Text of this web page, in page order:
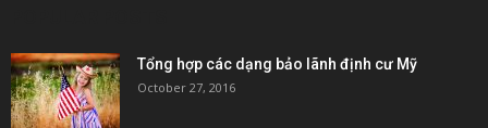
Tổng hợp các dạng bảo lãnh định cư Mỹ
October 27, 2016